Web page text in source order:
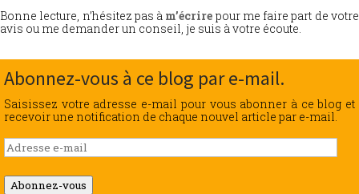
Bonne lecture, n’hésitez pas à m’écrire pour me faire part de votre
avis ou me demander un conseil, je suis à votre écoute.
Abonnez-vous à ce blog par e-mail.
Saisissez votre adresse e-mail pour vous abonner à ce blog et
recevoir une notification de chaque nouvel article par e-mail.
Adresse
e-
mail
Abonnez-vous